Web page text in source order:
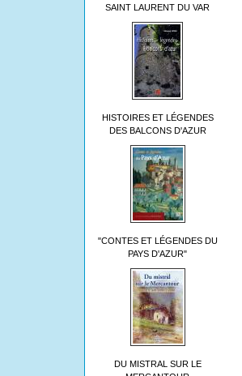
SAINT LAURENT DU VAR
HISTOIRES ET LÉGENDES
DES BALCONS D'AZUR
"CONTES ET LÉGENDES DU
PAYS D'AZUR"
DU MISTRAL SUR LE